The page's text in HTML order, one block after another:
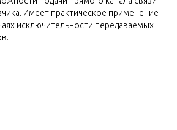
Имеет практическое применение
исключительности передаваемых